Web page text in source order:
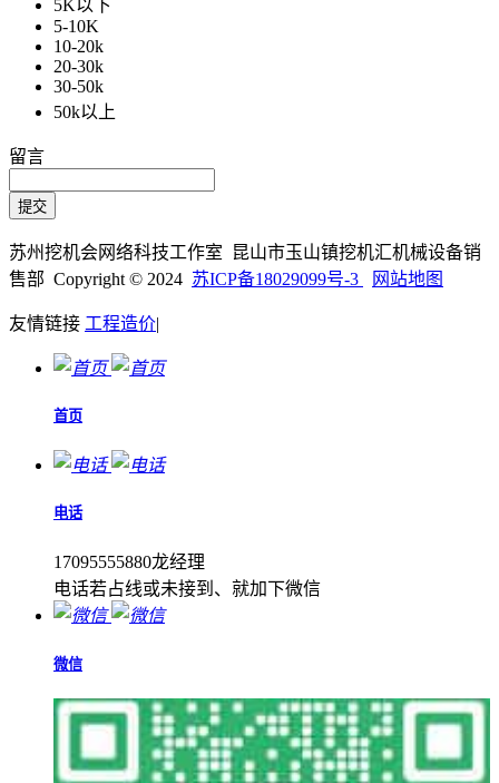
5K以下
5-10K
10-20k
20-30k
30-50k
50k以上
留言
苏州挖机会网络科技工作室 昆山市玉山镇挖机汇机械设备销
售部 Copyright © 2024 苏ICP备18029099号-3 网站地图
友情链接 工程造价|
首页
电话
17095555880龙经理
电话若占线或未接到、就加下微信
微信